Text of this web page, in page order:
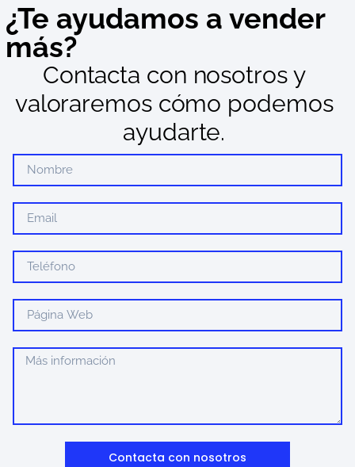
¿Te ayudamos a vender
más?
Contacta con nosotros y
valoraremos cómo podemos
ayudarte.
Contacta con nosotros